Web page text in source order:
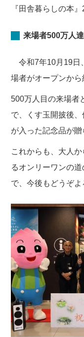
『田舎暮らしの本
来場者500万人達
令和7年10月19日
場者がオープンから
500万人目の来場者
で、くす玉開披後
が入った記念品が贈
これからも、大人
るオンリーワンの
で、今後もどうぞよ